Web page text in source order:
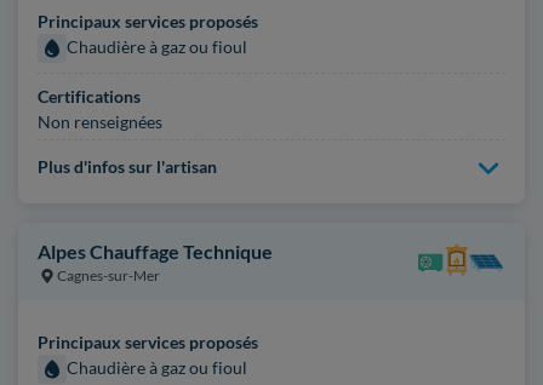
Principaux services proposés
Chaudière à gaz ou fioul
Certifications
Non renseignées
Plus d'infos sur l'artisan
Alpes Chauffage Technique
Cagnes-sur-Mer
Principaux services proposés
Chaudière à gaz ou fioul